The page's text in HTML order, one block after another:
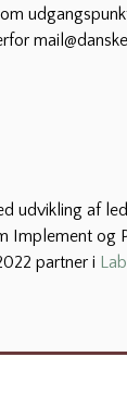
udvikling af
Implement og
partner i